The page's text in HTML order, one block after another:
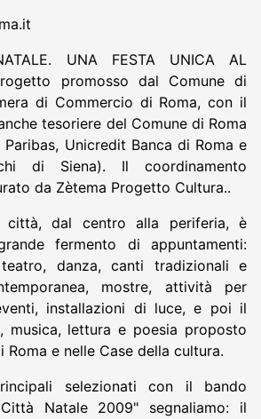
UNA FESTA UNICA AL
promosso dal Comune di
di Commercio di Roma, con il
tesoriere del Comune di Roma
Paribas, Unicredit Banca di Roma e
di Siena). Il coordinamento
da Zètema Progetto Cultura..
città, dal centro alla periferia, è
fermento di appuntamenti:
danza, canti tradizionali e
mostre, attività per
installazioni di luce, e poi il
musica, lettura e poesia proposto
Roma e nelle Case della cultura.
selezionati con il bando
Natale 2009" segnaliamo: il